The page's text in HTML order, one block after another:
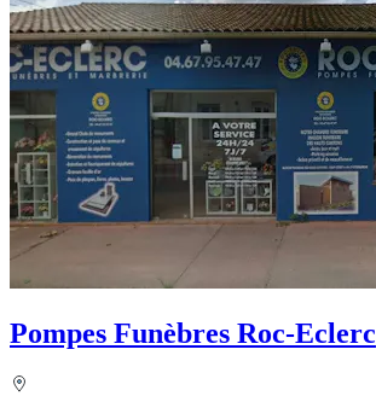
Pompes Funèbres Roc-Eclerc